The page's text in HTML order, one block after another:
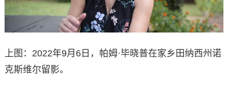
上图：2022年9月6日，帕姆·毕晓普在家乡田纳西州诺
克斯维尔留影。